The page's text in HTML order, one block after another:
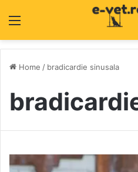
Home / bradicardie sinusala